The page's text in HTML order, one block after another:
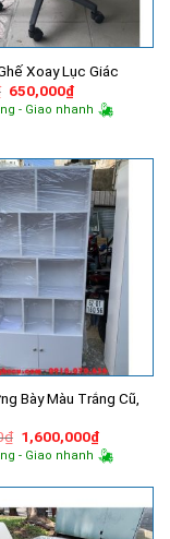
Xoay Lục Giác
Giá
gốc
là:
650,000₫Giá
hiện
tại
- Giao nhanh
Bày Màu Trắng Cũ,
₫ Giá
gốc
là:
1,600,000₫Giá
hiện
tại
- Giao nhanh